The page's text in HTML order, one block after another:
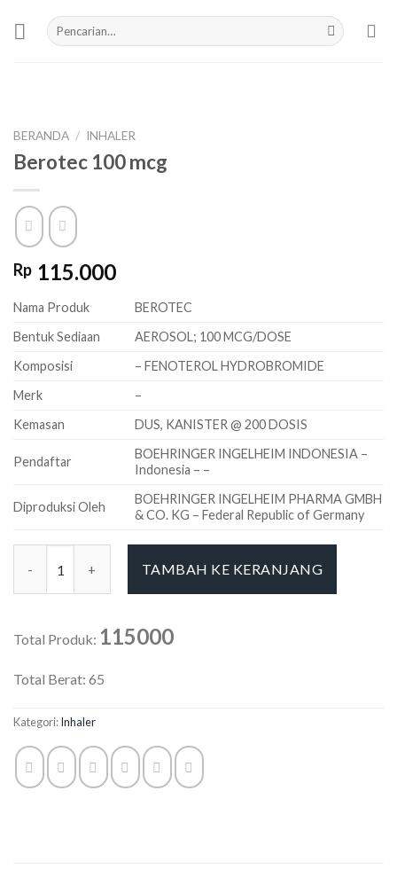
Pencarian
untuk:
BERANDA / INHALER
Berotec 100 mcg
Rp 115.000
Nama Produk
BEROTEC
Bentuk Sediaan
AEROSOL; 100 MCG/DOSE
Komposisi
– FENOTEROL HYDROBROMIDE
Merk
–
Kemasan
DUS, KANISTER @ 200 DOSIS
Pendaftar
BOEHRINGER INGELHEIM INDONESIA –
Indonesia – –
Diproduksi Oleh
BOEHRINGER INGELHEIM PHARMA GMBH
& CO. KG – Federal Republic of Germany
TAMBAH KE KERANJANG
Total Produk: 115000
Total Berat: 65
Kategori:Inhaler